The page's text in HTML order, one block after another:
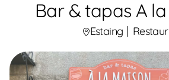
Bar & tapas A
Estaing